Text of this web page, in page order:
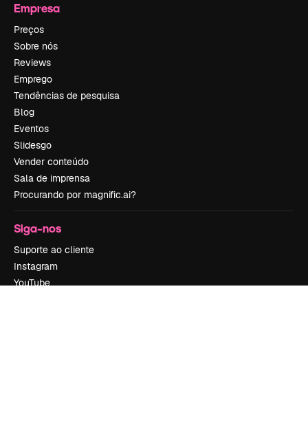
Empresa
Preços
Sobre nós
Reviews
Emprego
Tendências de pesquisa
Blog
Eventos
Slidesgo
Vender conteúdo
Sala de imprensa
Procurando por magnific.ai?
Siga-nos
Suporte ao cliente
Instagram
YouTube